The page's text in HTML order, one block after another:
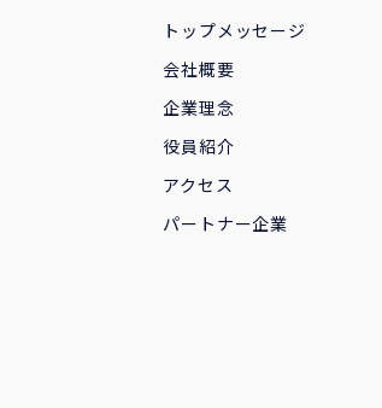
トップメッセージ
会社概要
企業理念
役員紹介
アクセス
パートナー企業